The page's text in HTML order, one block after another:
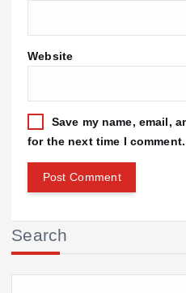
Website
Save my name, email,
for the next time I comment.
Search